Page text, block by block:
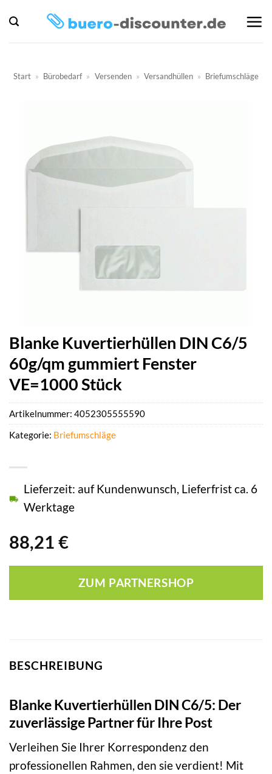
Inhalt
springen
Start » Bürobedarf » Versenden » Versandhüllen » Briefumschläge
Blanke Kuvertierhüllen DIN C6/5
60g/qm gummiert Fenster
VE=1000 Stück
88,21 €
Lieferzeit: auf Kundenwunsch, Lieferfrist ca. 6
Werktage
ZUM PARTNERSHOP
Artikelnummer: 4052305555590
Kategorie: Briefumschläge
BESCHREIBUNG
Blanke Kuvertierhüllen DIN C6/5: Der
zuverlässige Partner für Ihre Post
Verleihen Sie Ihrer Korrespondenz den
professionellen Rahmen, den sie verdient! Mit